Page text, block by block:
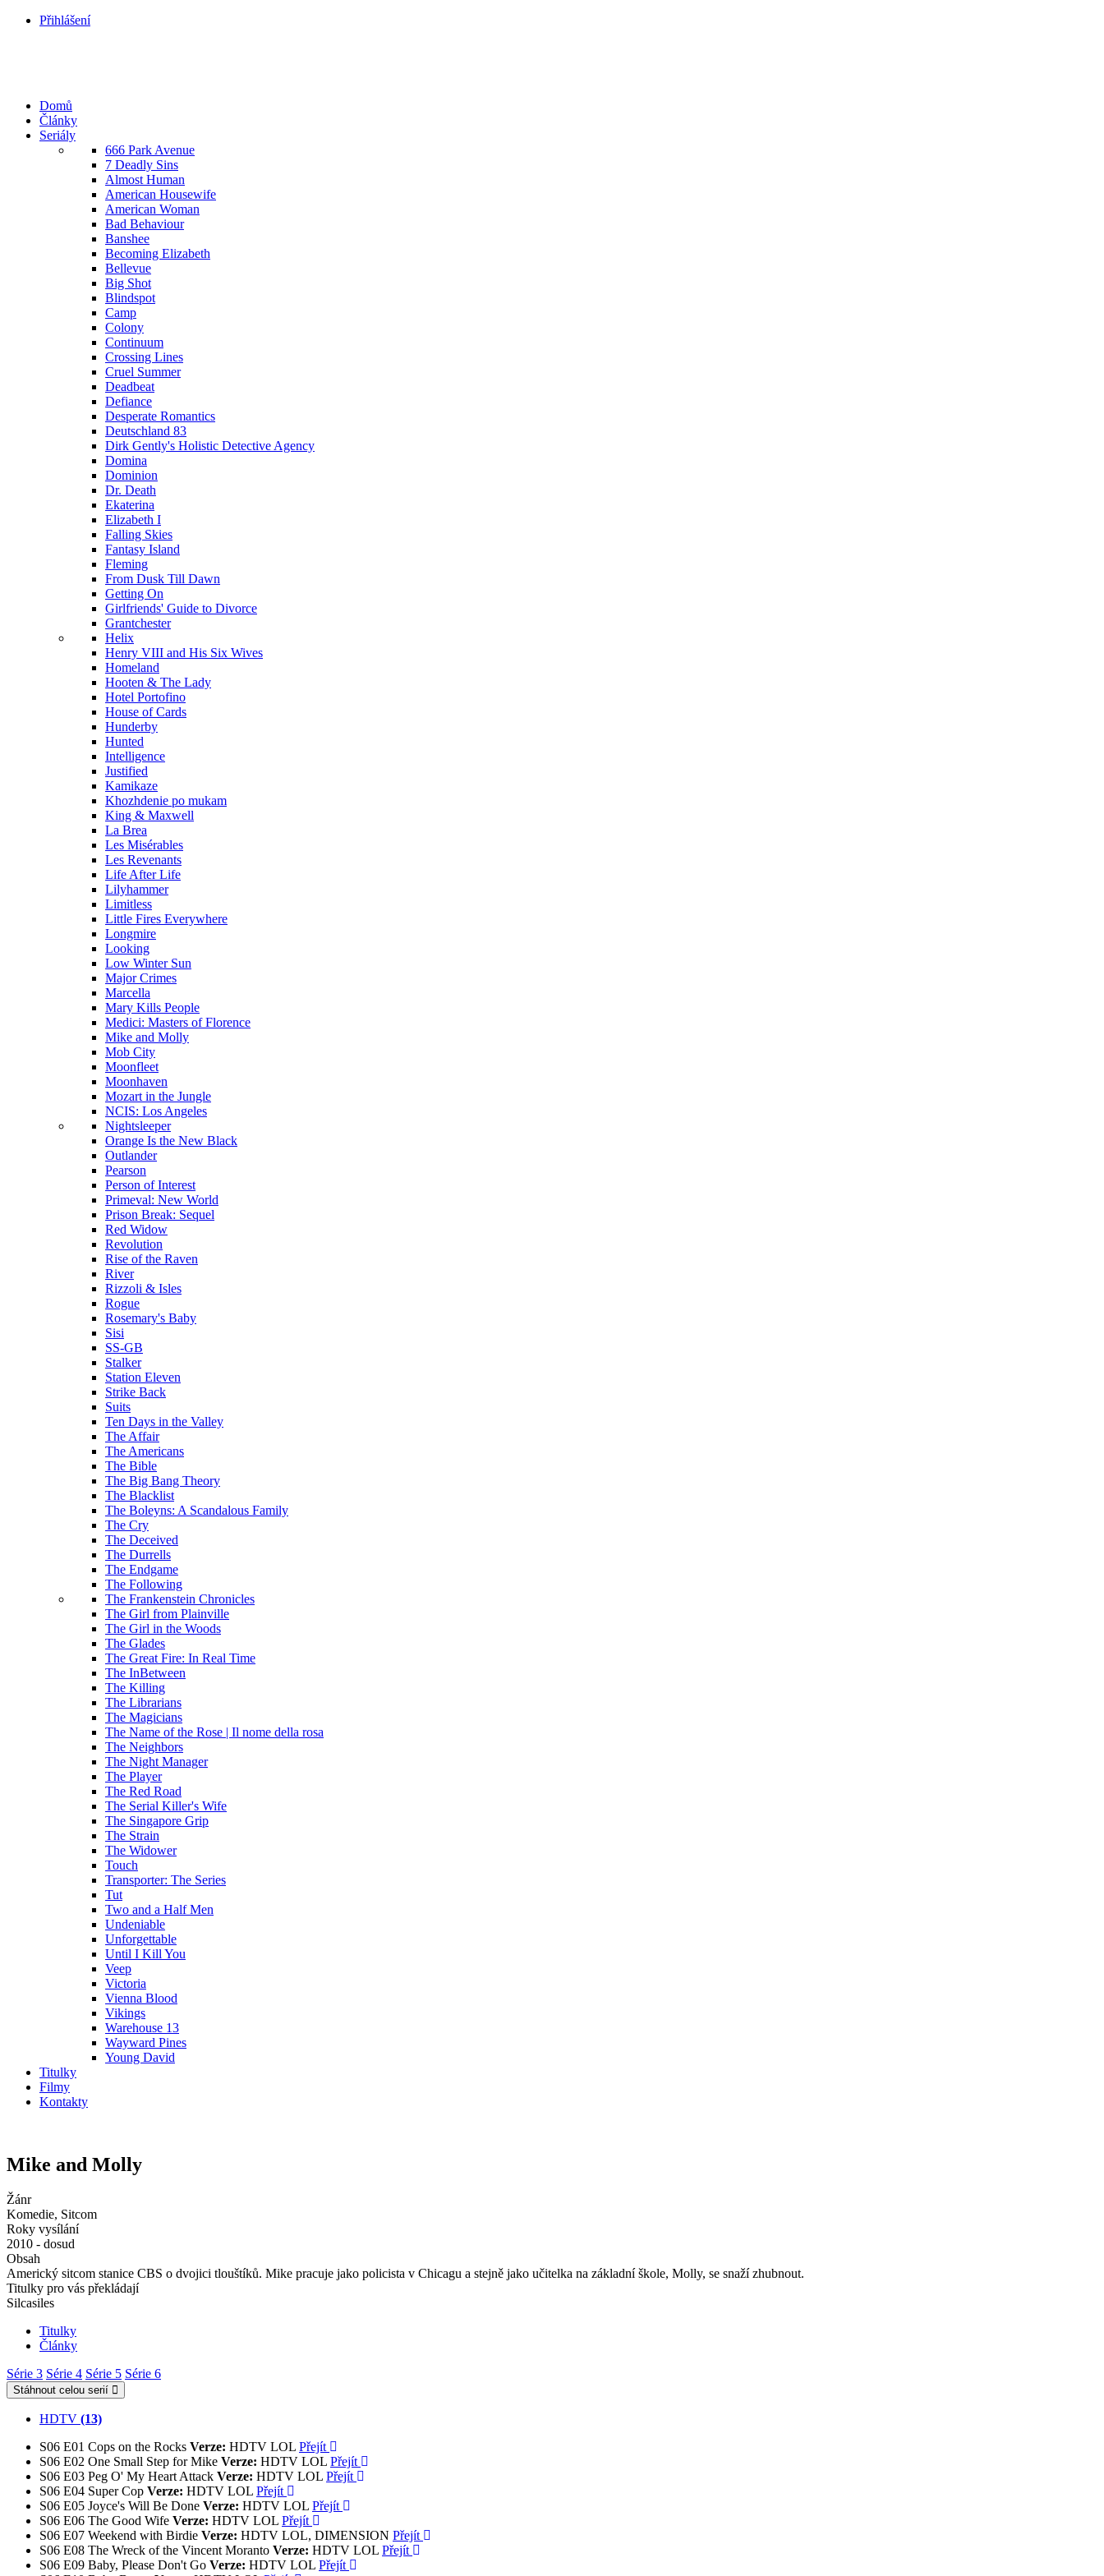
Přihlášení
Domů
Články
Seriály
666 Park Avenue
7 Deadly Sins
Almost Human
American Housewife
American Woman
Bad Behaviour
Banshee
Becoming Elizabeth
Bellevue
Big Shot
Blindspot
Camp
Colony
Continuum
Crossing Lines
Cruel Summer
Deadbeat
Defiance
Desperate Romantics
Deutschland 83
Dirk Gently's Holistic Detective Agency
Domina
Dominion
Dr. Death
Ekaterina
Elizabeth I
Falling Skies
Fantasy Island
Fleming
From Dusk Till Dawn
Getting On
Girlfriends' Guide to Divorce
Grantchester
Helix
Henry VIII and His Six Wives
Homeland
Hooten & The Lady
Hotel Portofino
House of Cards
Hunderby
Hunted
Intelligence
Justified
Kamikaze
Khozhdenie po mukam
King & Maxwell
La Brea
Les Misérables
Les Revenants
Life After Life
Lilyhammer
Limitless
Little Fires Everywhere
Longmire
Looking
Low Winter Sun
Major Crimes
Marcella
Mary Kills People
Medici: Masters of Florence
Mike and Molly
Mob City
Moonfleet
Moonhaven
Mozart in the Jungle
NCIS: Los Angeles
Nightsleeper
Orange Is the New Black
Outlander
Pearson
Person of Interest
Primeval: New World
Prison Break: Sequel
Red Widow
Revolution
Rise of the Raven
River
Rizzoli & Isles
Rogue
Rosemary's Baby
Sisi
SS-GB
Stalker
Station Eleven
Strike Back
Suits
Ten Days in the Valley
The Affair
The Americans
The Bible
The Big Bang Theory
The Blacklist
The Boleyns: A Scandalous Family
The Cry
The Deceived
The Durrells
The Endgame
The Following
The Frankenstein Chronicles
The Girl from Plainville
The Girl in the Woods
The Glades
The Great Fire: In Real Time
The InBetween
The Killing
The Librarians
The Magicians
The Name of the Rose | Il nome della rosa
The Neighbors
The Night Manager
The Player
The Red Road
The Serial Killer's Wife
The Singapore Grip
The Strain
The Widower
Touch
Transporter: The Series
Tut
Two and a Half Men
Undeniable
Unforgettable
Until I Kill You
Veep
Victoria
Vienna Blood
Vikings
Warehouse 13
Wayward Pines
Young David
Titulky
Filmy
Kontakty
Mike and Molly
Žánr
Komedie, Sitcom
Roky vysílání
2010 - dosud
Obsah
Americký sitcom stanice CBS o dvojici tlouštíků. Mike pracuje jako policista v Chicagu a stejně jako učitelka na základní škole, Molly, se snaží zhubnout.
Titulky pro vás překládají
Silcasiles
Titulky
Články
Série 3 Série 4 Série 5 Série 6
Stáhnout celou serií
HDTV (13)
S06 E01 Cops on the Rocks Verze: HDTV LOL Přejít
S06 E02 One Small Step for Mike Verze: HDTV LOL Přejít
S06 E03 Peg O' My Heart Attack Verze: HDTV LOL Přejít
S06 E04 Super Cop Verze: HDTV LOL Přejít
S06 E05 Joyce's Will Be Done Verze: HDTV LOL Přejít
S06 E06 The Good Wife Verze: HDTV LOL Přejít
S06 E07 Weekend with Birdie Verze: HDTV LOL, DIMENSION Přejít
S06 E08 The Wreck of the Vincent Moranto Verze: HDTV LOL Přejít
S06 E09 Baby, Please Don't Go Verze: HDTV LOL Přejít